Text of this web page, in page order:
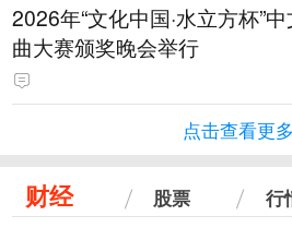
2026年“文化中国·水立方杯”
曲大赛颁奖晚会举行
点击查看更多
财经 股票 行